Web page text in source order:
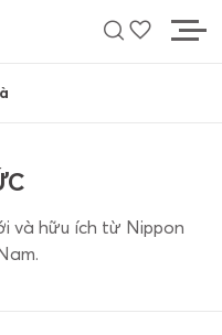
và hữu ích từ Nippon